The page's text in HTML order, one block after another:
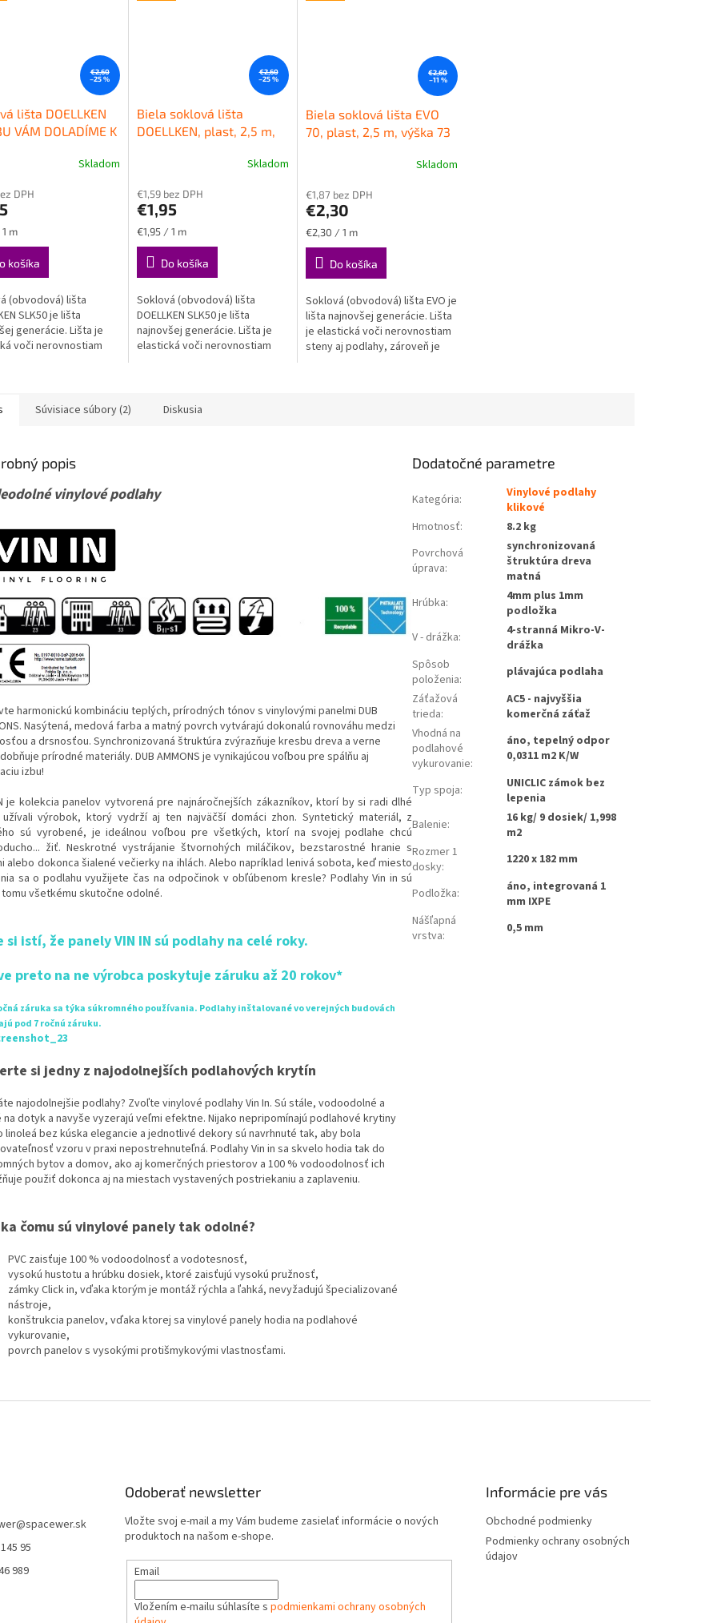
€2,60
–25 %
lišta DOELLKEN
VÁM DOLADÍME K
Kvalitná
SLK50
Skladom
DPH
m
košíka
(obvodová) lišta
SLK50 je lišta
generácie. Lišta je
voči nerovnostiam
€2,60
–25 %
Biela soklová lišta
DOELLKEN, plast, 2,5 m,
plastová soklová lišta
produktu
je
5,0
hviezdičiek.
Skladom
€1,59 bez DPH
€1,95
Jednotková
cena:
€1,95 / 1 m
Do košíka
Soklová (obvodová) lišta
DOELLKEN SLK50 je lišta
najnovšej generácie. Lišta je
elastická voči nerovnostiam
€2,60
–11 %
Biela soklová lišta EVO
70, plast, 2,5 m, výška 73
soklová lišta KORNER EVO
produktu
je
4,8
hviezdičiek.
Skladom
€1,87 bez DPH
€2,30
Jednotková
cena:
€2,30 / 1 m
Do košíka
Soklová (obvodová) lišta EVO je
lišta najnovšej generácie. Lišta
je elastická voči nerovnostiam
steny aj podlahy, zároveň je
Súvisiace súbory (2) Diskusia
popis
vinylové podlahy
harmonickú kombináciu teplých, prírodných tónov s vinylovými panelmi DUB
Nasýtená, medová farba a matný povrch vytvárajú dokonalú rovnováhu medzi
a drsnosťou. Synchronizovaná štruktúra zvýrazňuje kresbu dreva a verne
prírodné materiály. DUB AMMONS je vynikajúcou voľbou pre spálňu aj
izbu!
je kolekcia panelov vytvorená pre najnáročnejších zákazníkov, ktorí by si radi dlhé
výrobok, ktorý vydrží aj ten najväčší domáci zhon. Syntetický materiál, z
sú vyrobené, je ideálnou voľbou pre všetkých, ktorí na svojej podlahe chcú
žiť. Neskrotné vystrájanie štvornohých miláčikov, bezstarostné hranie s
alebo dokonca šialené večierky na ihlách. Alebo napríklad lenivá sobota, keď miesto
sa o podlahu využijete čas na odpočinok v obľúbenom kresle? Podlahy Vin in sú
všetkému skutočne odolné.
si istí, že panely VIN IN sú podlahy na celé roky.
preto na ne výrobca poskytuje záruku až 20 rokov*
záruka sa týka súkromného používania. Podlahy inštalované vo verejných budovách
pod 7 ročnú záruku.
si jedny z najodolnejších podlahových krytín
najodolnejšie podlahy? Zvoľte vinylové podlahy Vin In. Sú stále, vodoodolné a
dotyk a navyše vyzerajú veľmi efektne. Nijako nepripomínajú podlahové krytiny
linoleá bez kúska elegancie a jednotlivé dekory sú navrhnuté tak, aby bola
vzoru v praxi nepostrehnuteľná. Podlahy Vin in sa skvelo hodia tak do
bytov a domov, ako aj komerčných priestorov a 100 % vodoodolnosť ich
použiť dokonca aj na miestach vystavených postriekaniu a zaplaveniu.
čomu sú vinylové panely tak odolné?
PVC zaisťuje 100 % vodoodolnosť a vodotesnosť,
vysokú hustotu a hrúbku dosiek, ktoré zaisťujú vysokú pružnosť,
zámky Click in, vďaka ktorým je montáž rýchla a ľahká, nevyžadujú špecializované
nástroje,
konštrukcia panelov, vďaka ktorej sa vinylové panely hodia na podlahové
vykurovanie,
povrch panelov s vysokými protišmykovými vlastnosťami.
Dodatočné parametre
Kategória:
Vinylové podlahy
klikové
Hmotnosť:
8.2 kg
Povrchová
úprava:
synchronizovaná
štruktúra dreva
matná
Hrúbka:
4mm plus 1mm
podložka
V - drážka:
4-stranná Mikro-V-
drážka
Spôsob
položenia:
plávajúca podlaha
Záťažová
trieda:
AC5 - najvyššia
komerčná záťaž
Vhodná na
podlahové
vykurovanie:
áno, tepelný odpor
0,0311 m2 K/W
Typ spoja:
UNICLIC zámok bez
lepenia
Balenie:
16 kg/ 9 dosiek/ 1,998
m2
Rozmer 1
dosky: 1220 x 182 mm
Podložka:
áno, integrovaná 1
mm IXPE
Nášľapná
vrstva: 0,5 mm
@spacewer.sk
95
989
Odoberať newsletter
Vložte svoj e-mail a my Vám budeme zasielať informácie o nových
produktoch na našom e-shope.
Email
Vložením e-mailu súhlasíte s podmienkami ochrany osobných
Informácie pre vás
Obchodné podmienky
Podmienky ochrany osobných
údajov